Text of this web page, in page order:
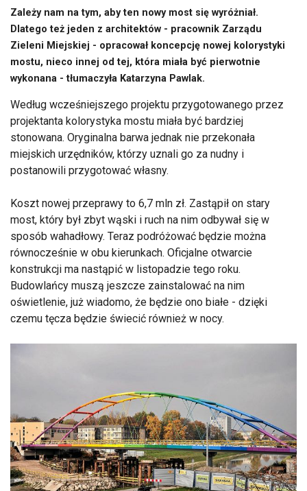
Zależy nam na tym, aby ten nowy most się wyróżniał.
Dlatego też jeden z architektów - pracownik Zarządu
Zieleni Miejskiej - opracował koncepcję nowej kolorystyki
mostu, nieco innej od tej, która miała być pierwotnie
wykonana - tłumaczyła Katarzyna Pawlak.
Według wcześniejszego projektu przygotowanego przez
projektanta kolorystyka mostu miała być bardziej
stonowana. Oryginalna barwa jednak nie przekonała
miejskich urzędników, którzy uznali go za nudny i
postanowili przygotować własny.
Koszt nowej przeprawy to 6,7 mln zł. Zastąpił on stary
most, który był zbyt wąski i ruch na nim odbywał się w
sposób wahadłowy. Teraz podróżować będzie można
równocześnie w obu kierunkach. Oficjalne otwarcie
konstrukcji ma nastąpić w listopadzie tego roku.
Budowlańcy muszą jeszcze zainstalować na nim
oświetlenie, już wiadomo, że będzie ono białe - dzięki
czemu tęcza będzie świecić również w nocy.